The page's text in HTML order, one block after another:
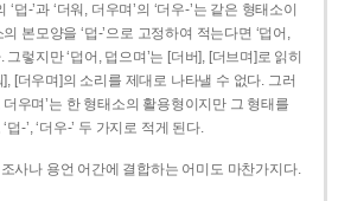
‘덥-­’과 ‘더워, 더우며’의 ‘더우-­’는 같은 형태소이
본모양을 ‘덥-­’으로 고정하여 적는다면 ‘덥어,
그렇지만 ‘덥어, 덥으며’는 [더버], [더브며]로 읽히
[더우며]의 소리를 제대로 나타낼 수 없다. 그러
더우며’는 한 형태소의 활용형이지만 그 형태를
-’, ‘더우-’ 두 가지로 적게 된다.
사나 용언 어간에 결합하는 어미도 마찬가지다.